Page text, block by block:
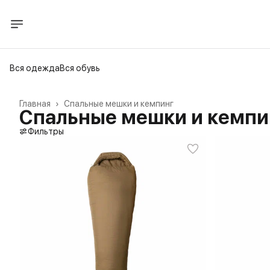
Вся одеждаВся обувь
Спальные мешки и кемпинг
Главная ›
Спальные мешки и
Фильтры